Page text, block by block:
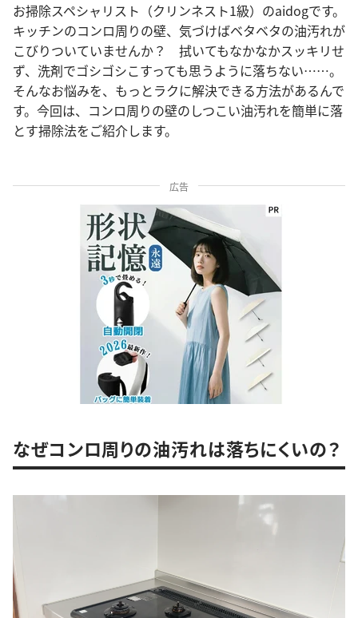
お掃除スペシャリスト（クリンネスト1級）のaidogです。
キッチンのコンロ周りの壁、気づけばベタベタの油汚れが
こびりついていませんか？ 拭いてもなかなかスッキリせ
ず、洗剤でゴシゴシこすっても思うように落ちない……。
そんなお悩みを、もっとラクに解決できる方法があるんで
す。今回は、コンロ周りの壁のしつこい油汚れを簡単に落
とす掃除法をご紹介します。
広告
なぜコンロ周りの油汚れは落ちにくいの？